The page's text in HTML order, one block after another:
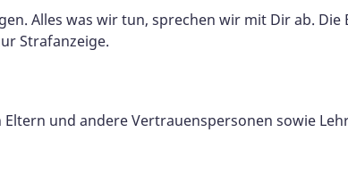
Alles was wir tun, sprechen wir mit Dir ab.
Strafanzeige.
Eltern und andere Vertrauenspersonen sowie